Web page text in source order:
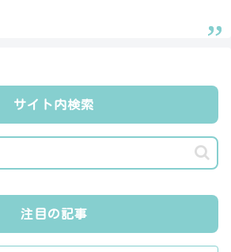
サイト内検索
注目の記事